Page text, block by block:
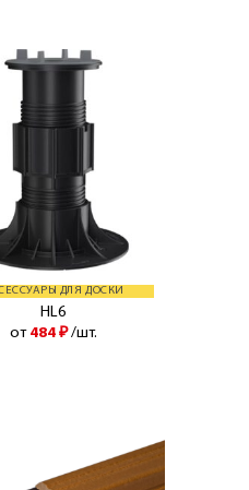
ДЛЯ ДОСКИ
HL6
от 484 ₽ /шт.